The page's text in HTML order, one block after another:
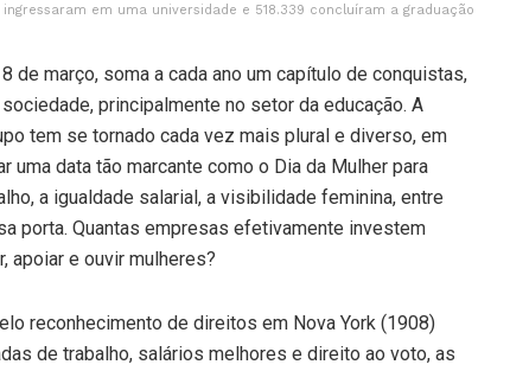
ingressaram em uma universidade e 518.339 concluíram a graduação
de março, soma a cada ano um capítulo de conquistas,
principalmente no setor da educação. A
tem se tornado cada vez mais plural e diverso, em
data tão marcante como o Dia da Mulher para
a igualdade salarial, a visibilidade feminina, entre
porta. Quantas empresas efetivamente investem
apoiar e ouvir mulheres?
reconhecimento de direitos em Nova York (1908)
de trabalho, salários melhores e direito ao voto, as